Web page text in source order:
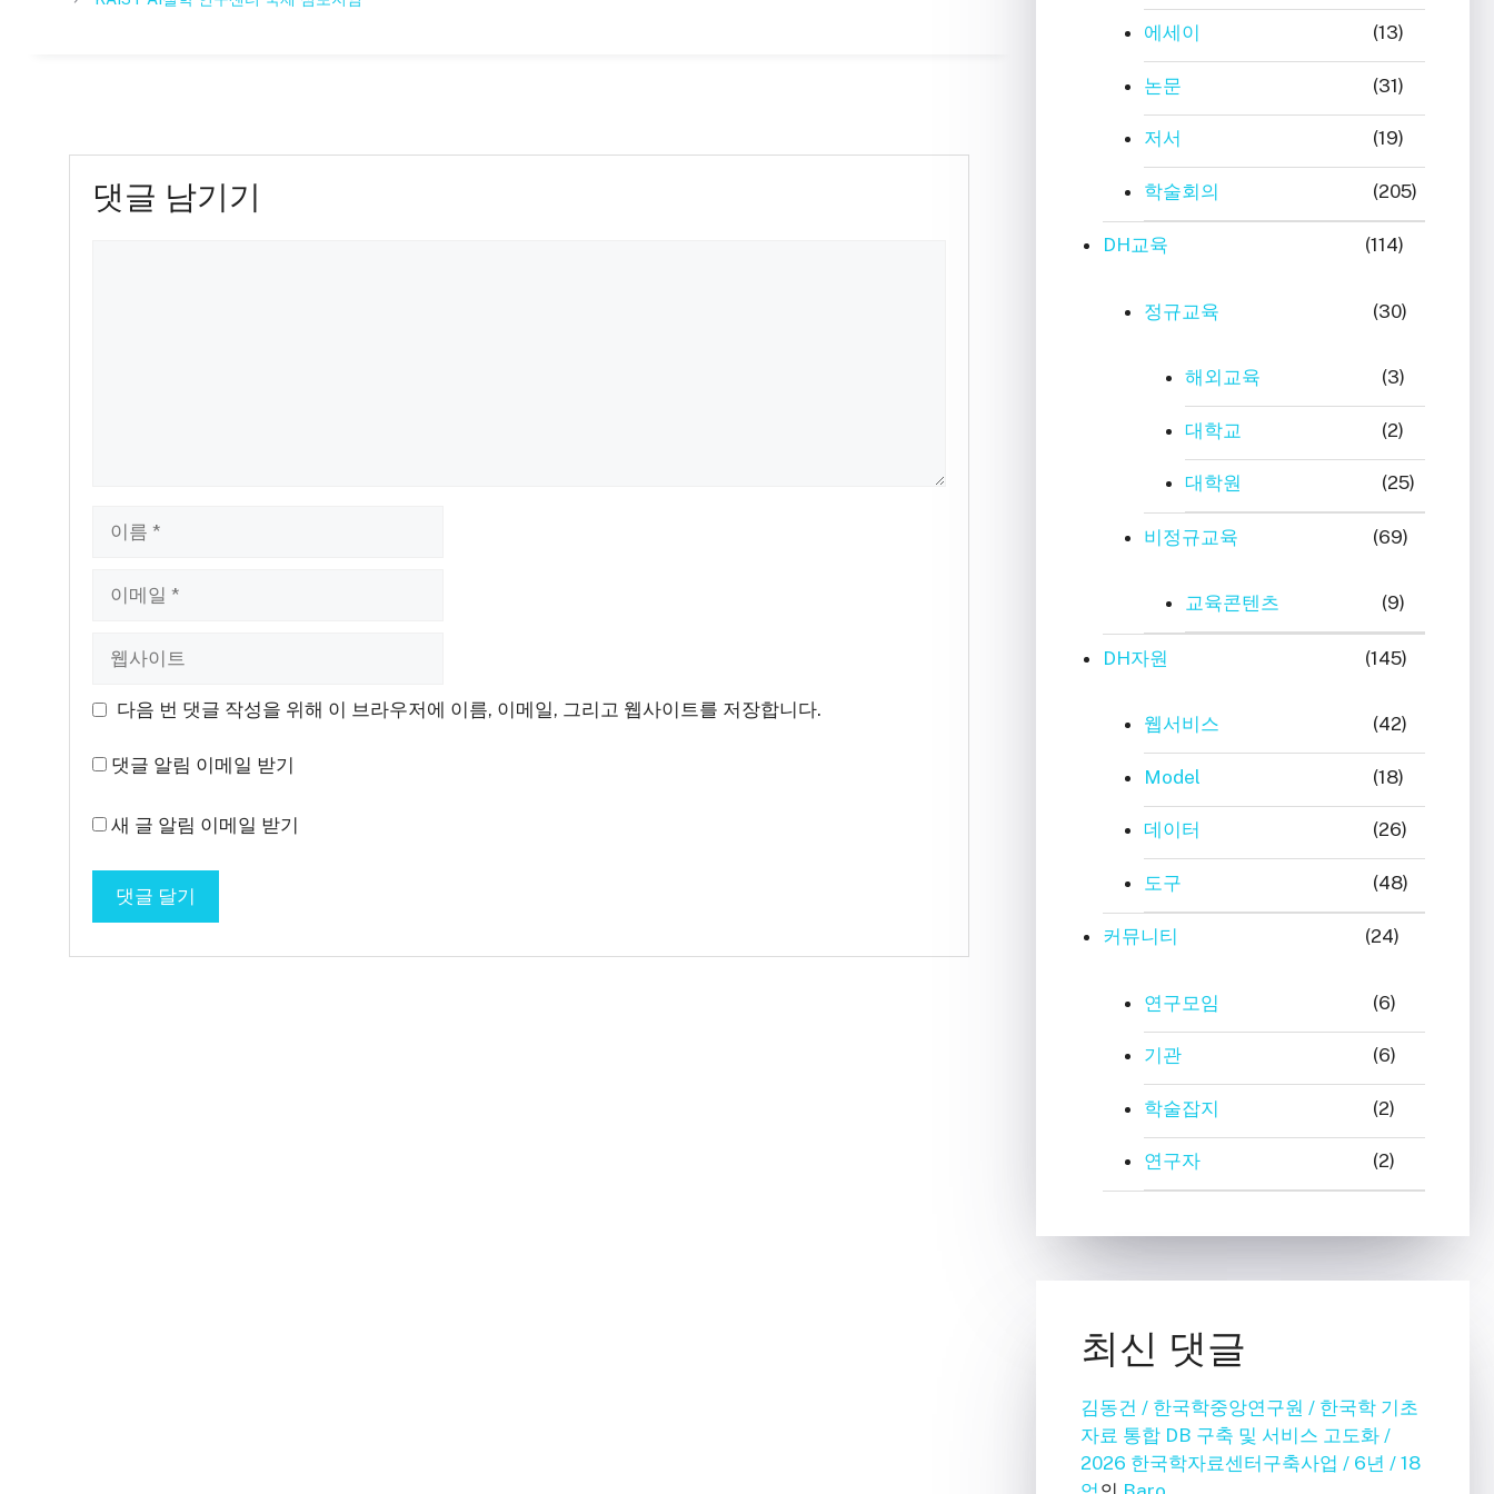
댓글 남기기
이 다음 번 댓글 작성을 위해 이 브라우저에 이름, 이메일, 그리고 웹사이트를 저장합니다.
댓글 알림 이메일 받기
새 글 알림 이메일 받기
에세이 (13)
논문 (31)
저서 (19)
학술회의 (205)
DH교육 (114)
정규교육 (30)
해외교육 (3)
대학교 (2)
대학원 (25)
비정규교육 (69)
교육콘텐츠 (9)
DH자원 (145)
웹서비스 (42)
Model (18)
데이터 (26)
도구 (48)
커뮤니티 (24)
연구모임 (6)
기관 (6)
학술잡지 (2)
연구자 (2)
최신 댓글
김동건 / 한국학중앙연구원 / 한국학 기초
자료 통합 DB 구축 및 서비스 고도화 /
2026 한국학자료센터구축사업 / 6년 / 18